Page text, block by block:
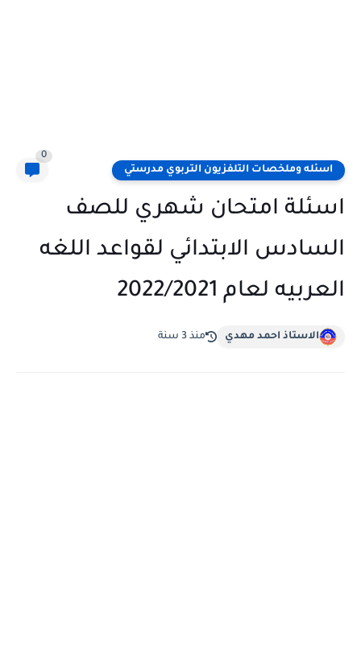
اسئله وملخصات التلفزيون التربوي مدرستي
0
اسئلة امتحان شهري للصف
السادس الابتدائي لقواعد اللغه
العربيه لعام 2022/2021
الاستاذ احمد مهدي منذ 3 سنة